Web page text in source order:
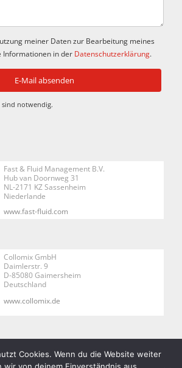
meiner Daten zur Bearbeitung meines
Informationen in der Datenschutzerklärung.
notwendig.
Fast & Fluid Management B.V.
Hub van Doornweg 31
NL-2171 KZ Sassenheim
Niederlande
www.fast-fluid.com
Collomix GmbH
Daimlerstr. 9
D-85080 Gaimersheim
Deutschland
www.collomix.de
Cookies. Wenn du die Website weiter